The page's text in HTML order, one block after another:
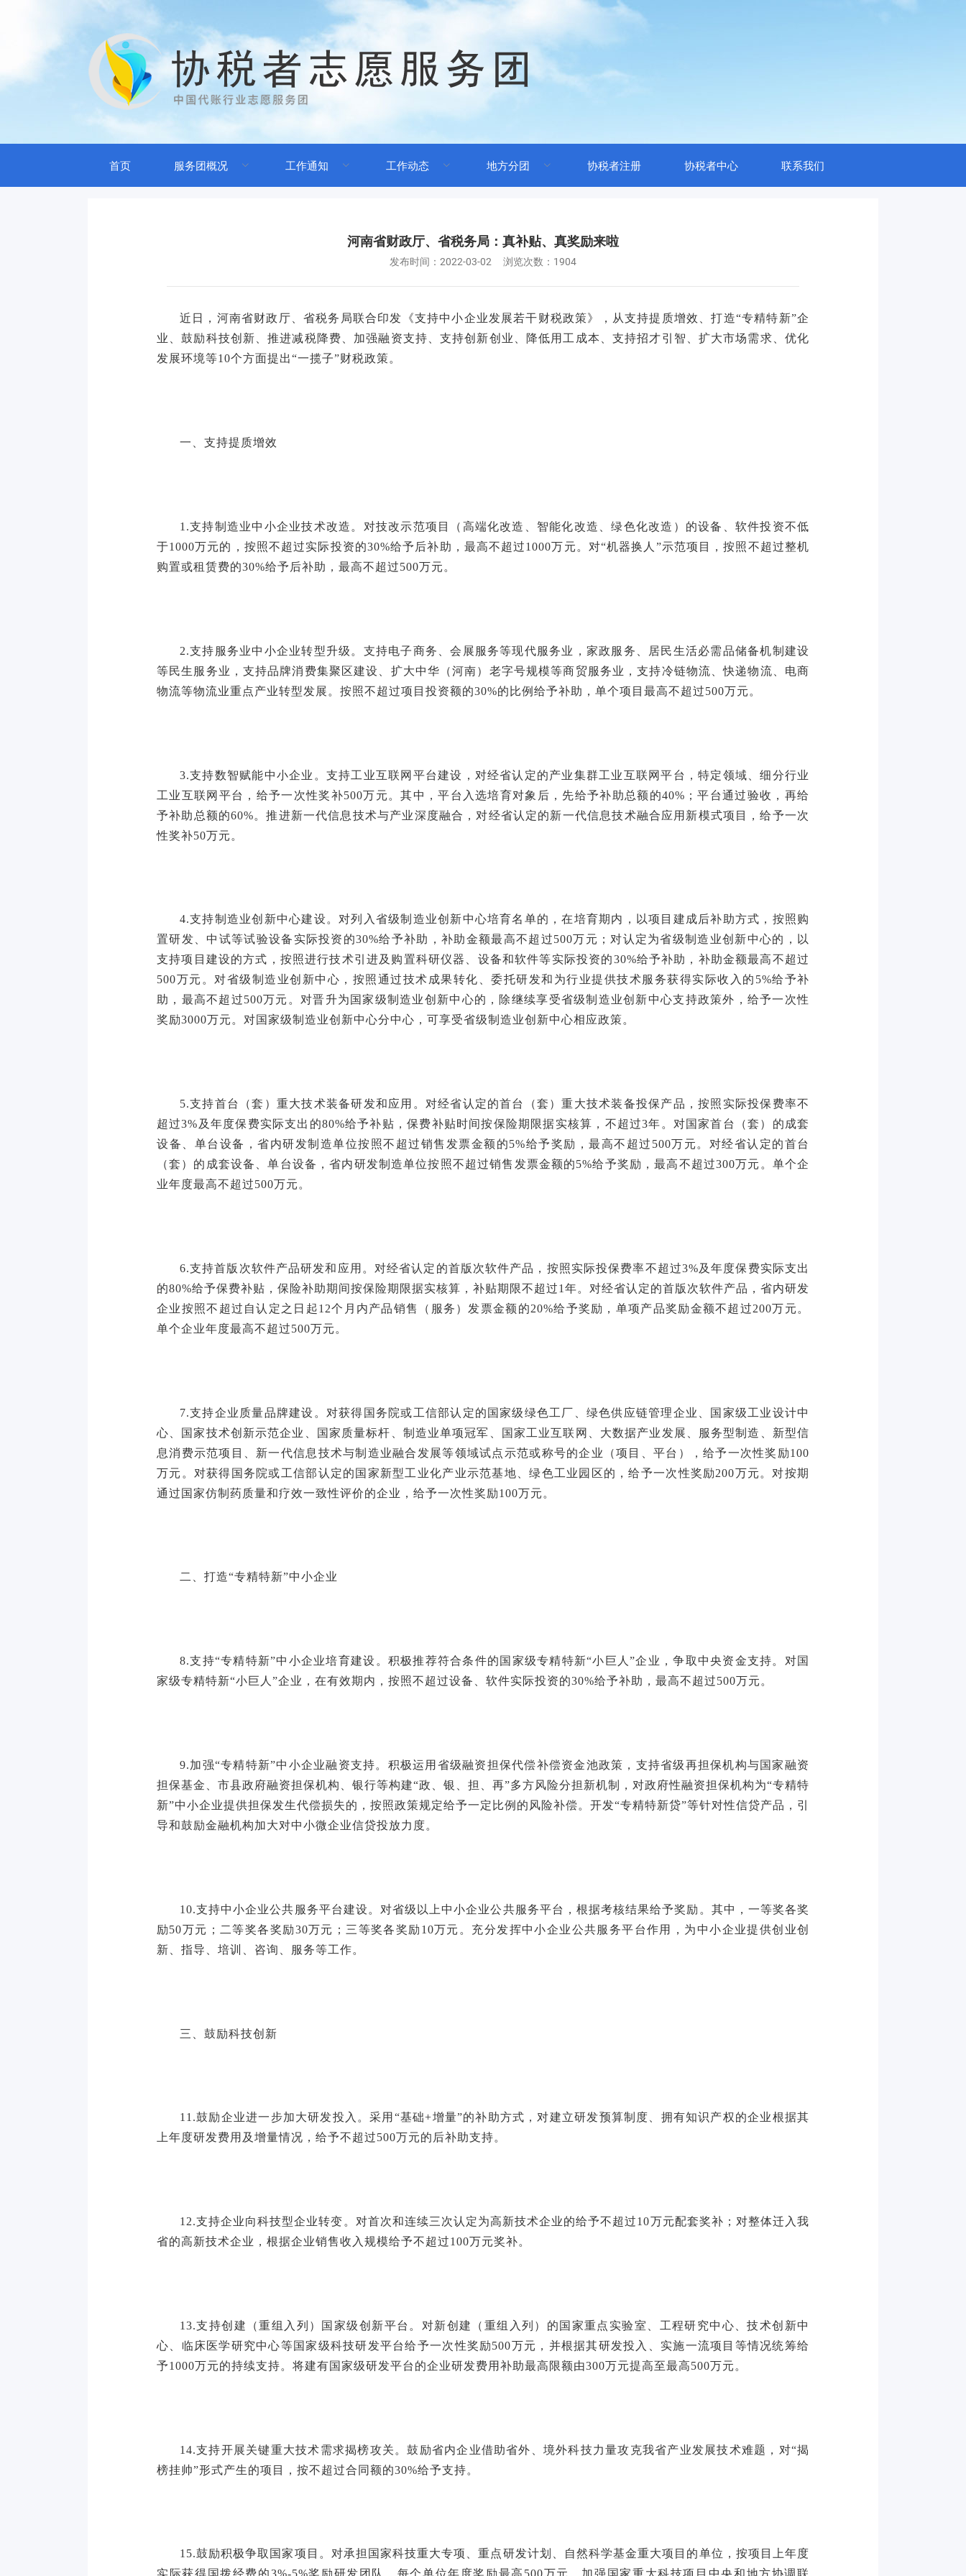
首页 服务团概况 工作通知 工作动态 地方分团 协税者注册 协税者中心 联系我们
河南省财政厅、省税务局：真补贴、真奖励来啦
发布时间： 2022-03-02 浏览次数：1904
近日，河南省财政厅、省税务局联合印发《支持中小企业发展若干财税政策》，从支持提质增效、打造“专精特新”企
业、鼓励科技创新、推进减税降费、加强融资支持、支持创新创业、降低用工成本、支持招才引智、扩大市场需求、优化
发展环境等10个方面提出“一揽子”财税政策。
一、支持提质增效
1.支持制造业中小企业技术改造。对技改示范项目（高端化改造、智能化改造、绿色化改造）的设备、软件投资不低
于1000万元的，按照不超过实际投资的30%给予后补助，最高不超过1000万元。对“机器换人”示范项目，按照不超过整机
购置或租赁费的30%给予后补助，最高不超过500万元。
2.支持服务业中小企业转型升级。支持电子商务、会展服务等现代服务业，家政服务、居民生活必需品储备机制建设
等民生服务业，支持品牌消费集聚区建设、扩大中华（河南）老字号规模等商贸服务业，支持冷链物流、快递物流、电商
物流等物流业重点产业转型发展。按照不超过项目投资额的30%的比例给予补助，单个项目最高不超过500万元。
3.支持数智赋能中小企业。支持工业互联网平台建设，对经省认定的产业集群工业互联网平台，特定领域、细分行业
工业互联网平台，给予一次性奖补500万元。其中，平台入选培育对象后，先给予补助总额的40%；平台通过验收，再给
予补助总额的60%。推进新一代信息技术与产业深度融合，对经省认定的新一代信息技术融合应用新模式项目，给予一次
性奖补50万元。
4.支持制造业创新中心建设。对列入省级制造业创新中心培育名单的，在培育期内，以项目建成后补助方式，按照购
置研发、中试等试验设备实际投资的30%给予补助，补助金额最高不超过500万元；对认定为省级制造业创新中心的，以
支持项目建设的方式，按照进行技术引进及购置科研仪器、设备和软件等实际投资的30%给予补助，补助金额最高不超过
500万元。对省级制造业创新中心，按照通过技术成果转化、委托研发和为行业提供技术服务获得实际收入的5%给予补
助，最高不超过500万元。对晋升为国家级制造业创新中心的，除继续享受省级制造业创新中心支持政策外，给予一次性
奖励3000万元。对国家级制造业创新中心分中心，可享受省级制造业创新中心相应政策。
5.支持首台（套）重大技术装备研发和应用。对经省认定的首台（套）重大技术装备投保产品，按照实际投保费率不
超过3%及年度保费实际支出的80%给予补贴，保费补贴时间按保险期限据实核算，不超过3年。对国家首台（套）的成套
设备、单台设备，省内研发制造单位按照不超过销售发票金额的5%给予奖励，最高不超过500万元。对经省认定的首台
（套）的成套设备、单台设备，省内研发制造单位按照不超过销售发票金额的5%给予奖励，最高不超过300万元。单个企
业年度最高不超过500万元。
6.支持首版次软件产品研发和应用。对经省认定的首版次软件产品，按照实际投保费率不超过3%及年度保费实际支出
的80%给予保费补贴，保险补助期间按保险期限据实核算，补贴期限不超过1年。对经省认定的首版次软件产品，省内研发
企业按照不超过自认定之日起12个月内产品销售（服务）发票金额的20%给予奖励，单项产品奖励金额不超过200万元。
单个企业年度最高不超过500万元。
7.支持企业质量品牌建设。对获得国务院或工信部认定的国家级绿色工厂、绿色供应链管理企业、国家级工业设计中
心、国家技术创新示范企业、国家质量标杆、制造业单项冠军、国家工业互联网、大数据产业发展、服务型制造、新型信
息消费示范项目、新一代信息技术与制造业融合发展等领域试点示范或称号的企业（项目、平台），给予一次性奖励100
万元。对获得国务院或工信部认定的国家新型工业化产业示范基地、绿色工业园区的，给予一次性奖励200万元。对按期
通过国家仿制药质量和疗效一致性评价的企业，给予一次性奖励100万元。
二、打造“专精特新”中小企业
8.支持“专精特新”中小企业培育建设。积极推荐符合条件的国家级专精特新“小巨人”企业，争取中央资金支持。对国
家级专精特新“小巨人”企业，在有效期内，按照不超过设备、软件实际投资的30%给予补助，最高不超过500万元。
9.加强“专精特新”中小企业融资支持。积极运用省级融资担保代偿补偿资金池政策，支持省级再担保机构与国家融资
担保基金、市县政府融资担保机构、银行等构建“政、银、担、再”多方风险分担新机制，对政府性融资担保机构为“专精特
新”中小企业提供担保发生代偿损失的，按照政策规定给予一定比例的风险补偿。开发“专精特新贷”等针对性信贷产品，引
导和鼓励金融机构加大对中小微企业信贷投放力度。
10.支持中小企业公共服务平台建设。对省级以上中小企业公共服务平台，根据考核结果给予奖励。其中，一等奖各奖
励50万元；二等奖各奖励30万元；三等奖各奖励10万元。充分发挥中小企业公共服务平台作用，为中小企业提供创业创
新、指导、培训、咨询、服务等工作。
三、鼓励科技创新
11.鼓励企业进一步加大研发投入。采用“基础+增量”的补助方式，对建立研发预算制度、拥有知识产权的企业根据其
上年度研发费用及增量情况，给予不超过500万元的后补助支持。
12.支持企业向科技型企业转变。对首次和连续三次认定为高新技术企业的给予不超过10万元配套奖补；对整体迁入我
省的高新技术企业，根据企业销售收入规模给予不超过100万元奖补。
13.支持创建（重组入列）国家级创新平台。对新创建（重组入列）的国家重点实验室、工程研究中心、技术创新中
心、临床医学研究中心等国家级科技研发平台给予一次性奖励500万元，并根据其研发投入、实施一流项目等情况统筹给
予1000万元的持续支持。将建有国家级研发平台的企业研发费用补助最高限额由300万元提高至最高500万元。
14.支持开展关键重大技术需求揭榜攻关。鼓励省内企业借助省外、境外科技力量攻克我省产业发展技术难题，对“揭
榜挂帅”形式产生的项目，按不超过合同额的30%给予支持。
15.鼓励积极争取国家项目。对承担国家科技重大专项、重点研发计划、自然科学基金重大项目的单位，按项目上年度